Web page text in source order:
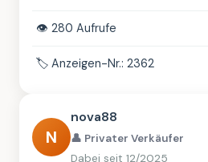
👁️ 280 Aufrufe
🏷️ Anzeigen-Nr.: 2362
N
nova88
👤 Privater Verkäufer
Dabei seit 12/2025